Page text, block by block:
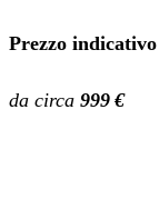
Prezzo indicativo
da circa 999 €